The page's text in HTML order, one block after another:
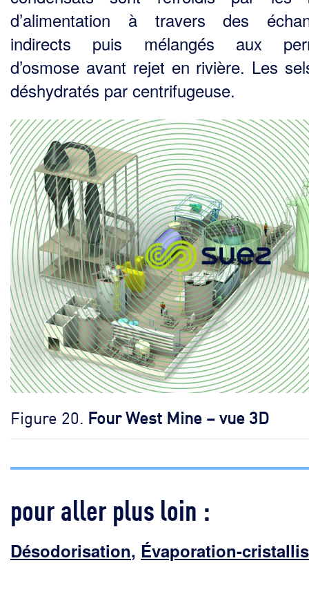
d’alimentation à travers des
indirects puis mélangés aux
d’osmose avant rejet en rivière. Les
déshydratés par centrifugeuse.
Figure 20. Four West Mine – vue 3D
pour aller plus loin :
Désodorisation, Évaporation-